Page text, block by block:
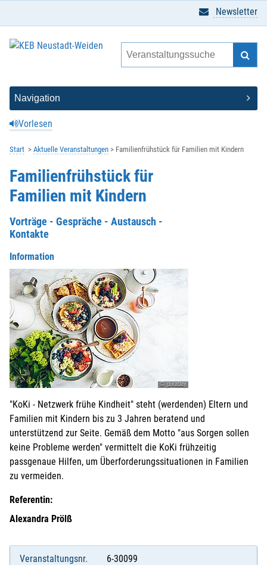
Vorlesen
Newsletter
Start Aktuelle Veranstaltungen Familienfrühstück für Familien mit Kindern
Familienfrühstück für
Familien mit Kindern
Vorträge - Gespräche - Austausch -
Kontakte
Information
© pixabay
"KoKi - Netzwerk frühe Kindheit" steht (werdenden) Eltern und
Familien mit Kindern bis zu 3 Jahren beratend und
unterstützend zur Seite. Gemäß dem Motto "aus Sorgen sollen
keine Probleme werden" vermittelt die KoKi frühzeitig
passgenaue Hilfen, um Überforderungssituationen in Familien
zu vermeiden.
Referentin:
Alexandra Prölß
Veranstaltungsnr. 6-30099